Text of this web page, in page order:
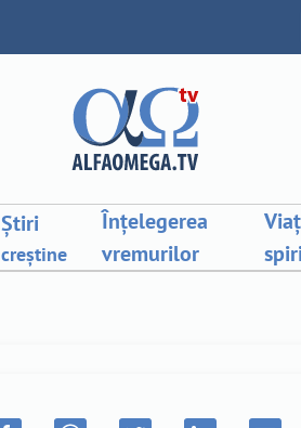
Știri
creștine
Înțelegerea
vremurilor